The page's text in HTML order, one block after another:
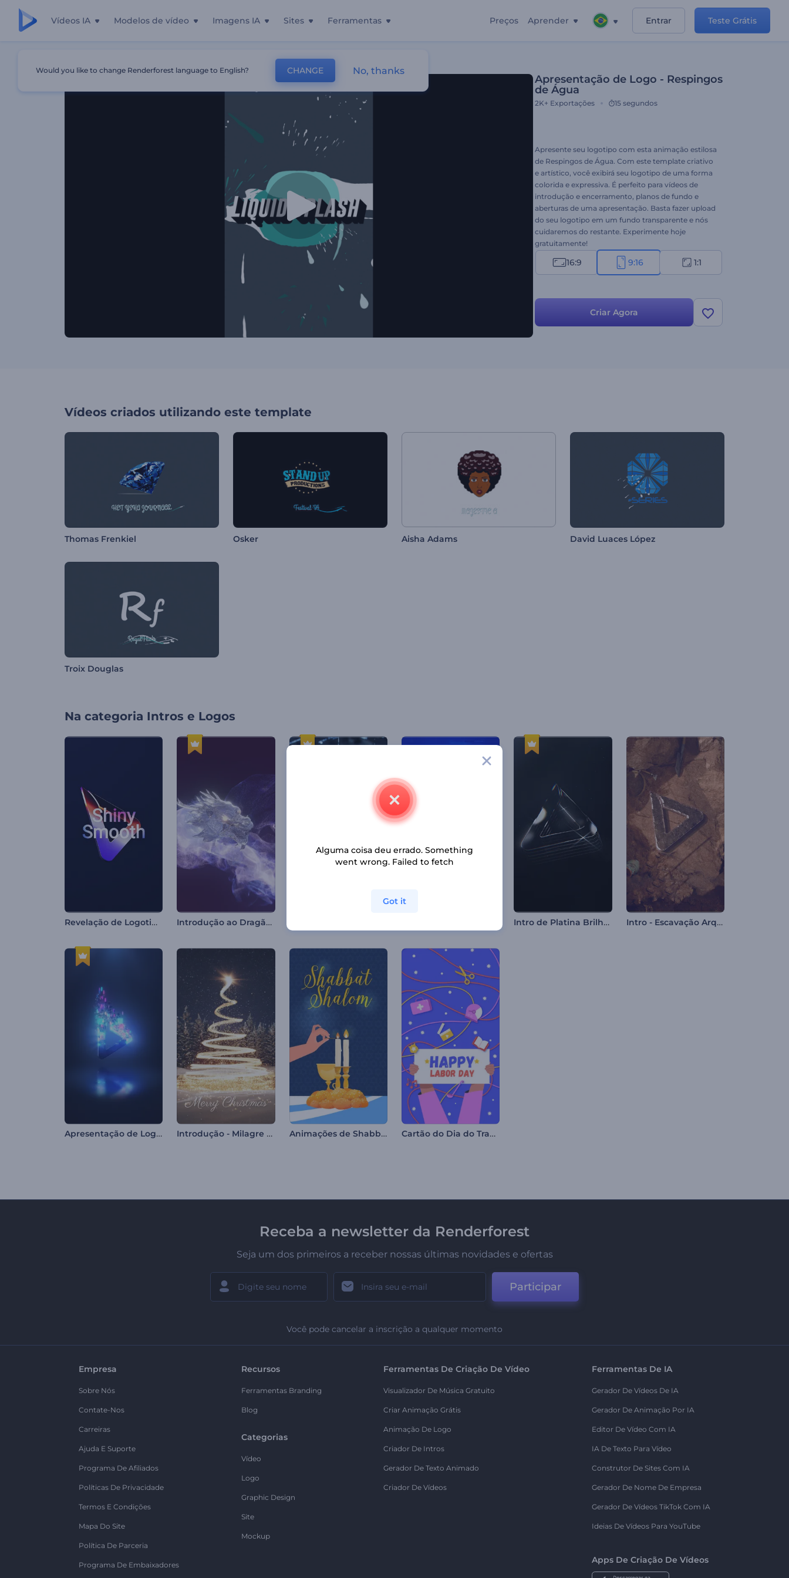
Vídeos IA Modelos de vídeo Imagens IA Sites Ferramentas Preços Aprender Entrar Teste Grátis
Apresentação De Logo - Respingos De Água
Apresentação de Logo - Respingos
de Água
2K+ Exportações 15 segundos
Apresente seu logotipo com esta animação estilosa
de Respingos de Água. Com este template criativo
e artístico, você exibirá seu logotipo de uma forma
colorida e expressiva. É perfeito para vídeos de
introdução e encerramento, planos de fundo e
aberturas de uma apresentação. Basta fazer upload
do seu logotipo em um fundo transparente e nós
cuidaremos do restante. Experimente hoje
gratuitamente!
16:9 9:16 1:1
Criar Agora
Vídeos criados utilizando este template
Thomas Frenkiel Osker Aisha Adams David Luaces López
Troix Douglas
Na categoria Intros e Logos
Revelação de Logotipo Brilhante e Suave Introdução ao Dragão Brilhante Intro de Platina Brilhante Intro - Escavação Arqueológica
Apresentação de Logotipo - Dispersão Vívida Introdução - Milagre na Noite de Natal Animações de Shabbat Shalom Cartão do Dia do Trabalho
Receba a newsletter da Renderforest
Seja um dos primeiros a receber nossas últimas novidades e ofertas
Participar
Você pode cancelar a inscrição a qualquer momento
Empresa
Sobre Nós
Contate-Nos
Carreiras
Ajuda E Suporte
Programa De Afiliados
Políticas De Privacidade
Termos E Condições
Mapa Do Site
Política De Parceria
Programa De Embaixadores
Recursos
Ferramentas Branding
Blog
Categorias
Vídeo
Logo
Graphic Design
Site
Mockup
Ferramentas De Criação De Vídeo
Visualizador De Música Gratuito
Criar Animação Grátis
Animação De Logo
Criador De Intros
Gerador De Texto Animado
Criador De Vídeos
Ferramentas De IA
Gerador De Vídeos De IA
Gerador De Animação Por IA
Editor De Vídeo Com IA
IA De Texto Para Vídeo
Construtor De Sites Com IA
Gerador De Nome De Empresa
Gerador De Vídeos TikTok Com IA
Ideias De Vídeos Para YouTube
Apps De Criação De Vídeos
Would you like to change Renderforest language to English? CHANGE No, thanks
Alguma coisa deu errado. Something
went wrong. Failed to fetch
Got it